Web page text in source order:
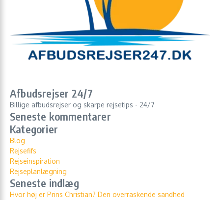
Afbudsrejser 24/7
Billige afbudsrejser og skarpe rejsetips - 24/7
Seneste kommentarer
Kategorier
Blog
Rejsefifs
Rejseinspiration
Rejseplanlægning
Seneste indlæg
Hvor høj er Prins Christian? Den overraskende sandhed